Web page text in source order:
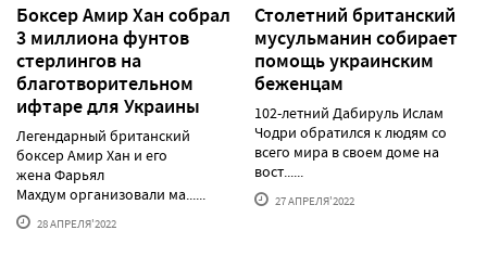
Боксер Амир Хан собрал
3 миллиона фунтов
стерлингов на
благотворительном
ифтаре для Украины
Легендарный британский
боксер Амир Хан и его
жена Фарьял
Махдум организовали ма......
28 АПРЕЛЯ'2022
Столетний британский
мусульманин собирает
помощь украинским
беженцам
102-летний Дабируль Ислам
Чодри обратился к людям со
всего мира в своем доме на
вост......
27 АПРЕЛЯ'2022